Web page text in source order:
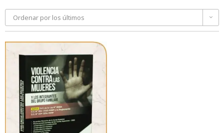
Ordenar por los últimos